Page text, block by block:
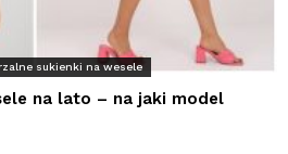
sukienki na wesele
na lato – na jaki model